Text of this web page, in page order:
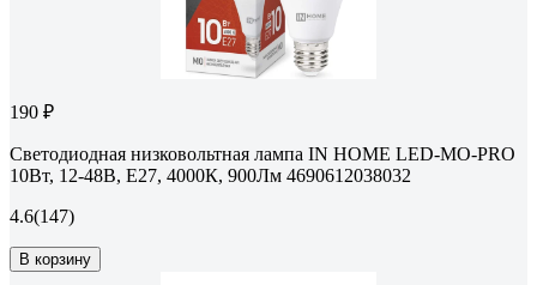
190 ₽
Светодиодная низковольтная лампа IN HOME LED-MO-PRO
10Вт, 12-48В, Е27, 4000К, 900Лм 4690612038032
4.6(147)
В корзину